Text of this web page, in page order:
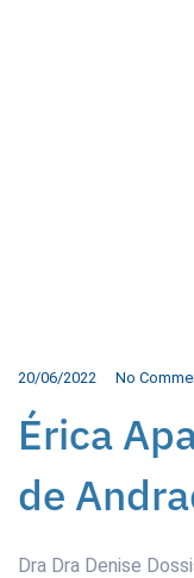
20/06/2022 No
Érica
de
Dra Dra Denise